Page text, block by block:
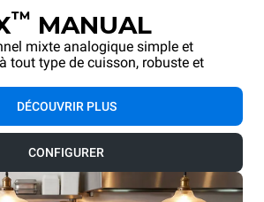
™ MANUAL
mixte analogique simple et
tout type de cuisson, robuste et
DÉCOUVRIR PLUS
CONFIGURER